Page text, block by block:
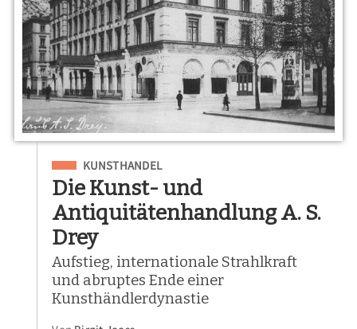
Eingeordnet unter
KUNSTHANDEL
Die Kunst- und
Antiquitätenhandlung A. S.
Drey
Aufstieg, internationale Strahlkraft
und abruptes Ende einer
Kunsthändlerdynastie